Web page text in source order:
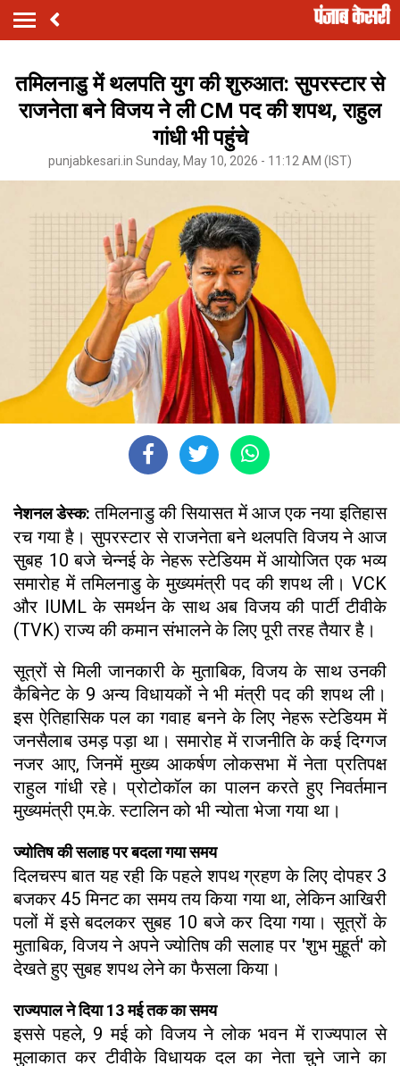
तमिलनाडु में थलपति युग की शुरुआत: सुपरस्टार से
राजनेता बने विजय ने ली CM पद की शपथ, राहुल
गांधी भी पहुंचे
punjabkesari.in Sunday, May 10, 2026 - 11:12 AM (IST)
नेशनल डेस्क: तमिलनाडु की सियासत में आज एक नया इतिहास
रच गया है। सुपरस्टार से राजनेता बने थलपति विजय ने आज
सुबह 10 बजे चेन्नई के नेहरू स्टेडियम में आयोजित एक भव्य
समारोह में तमिलनाडु के मुख्यमंत्री पद की शपथ ली। VCK
और IUML के समर्थन के साथ अब विजय की पार्टी टीवीके
(TVK) राज्य की कमान संभालने के लिए पूरी तरह तैयार है।
सूत्रों से मिली जानकारी के मुताबिक, विजय के साथ उनकी
कैबिनेट के 9 अन्य विधायकों ने भी मंत्री पद की शपथ ली।
इस ऐतिहासिक पल का गवाह बनने के लिए नेहरू स्टेडियम में
जनसैलाब उमड़ पड़ा था। समारोह में राजनीति के कई दिग्गज
नजर आए, जिनमें मुख्य आकर्षण लोकसभा में नेता प्रतिपक्ष
राहुल गांधी रहे। प्रोटोकॉल का पालन करते हुए निवर्तमान
मुख्यमंत्री एम.के. स्टालिन को भी न्योता भेजा गया था।
ज्योतिष की सलाह पर बदला गया समय
दिलचस्प बात यह रही कि पहले शपथ ग्रहण के लिए दोपहर 3
बजकर 45 मिनट का समय तय किया गया था, लेकिन आखिरी
पलों में इसे बदलकर सुबह 10 बजे कर दिया गया। सूत्रों के
मुताबिक, विजय ने अपने ज्योतिष की सलाह पर 'शुभ मुहूर्त' को
देखते हुए सुबह शपथ लेने का फैसला किया।
राज्यपाल ने दिया 13 मई तक का समय
इससे पहले, 9 मई को विजय ने लोक भवन में राज्यपाल से
मुलाकात कर टीवीके विधायक दल का नेता चुने जाने का